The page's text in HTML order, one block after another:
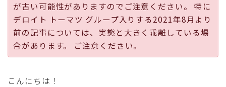
が古い可能性がありますのでご注意ください。 特に
デロイト トーマツ グループ入りする2021年8月より
前の記事については、実態と大きく乖離している場
合があります。 ご注意ください。
こんにちは！